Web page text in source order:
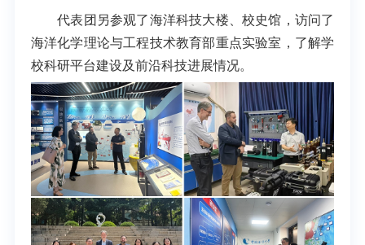
代表团另参观了海洋科技大楼、校史馆，访问了
海洋化学理论与工程技术教育部重点实验室，了解学
校科研平台建设及前沿科技进展情况。